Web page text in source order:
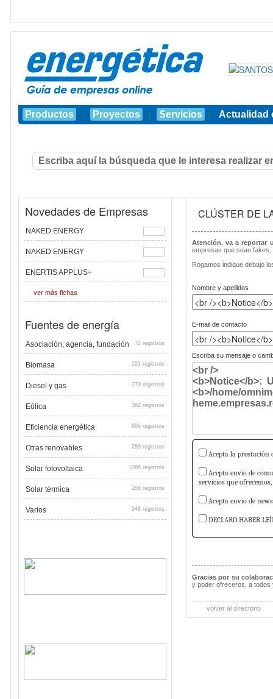
Productos | Proyectos | Servicios | Actualidad
Novedades de Empresas
NAKED ENERGY
NAKED ENERGY
ENERTIS APPLUS+
ver más fichas
Fuentes de energía
Asociación, agencia, fundación 72 registros
Biomasa 291 registros
Diesel y gas 270 registros
Eólica 362 registros
Eficiencia energética 886 registros
Otras renovables 289 registros
Solar fotovoltaica 1096 registros
Solar térmica 268 registros
Varios 948 registros
CLÚSTER DE
Atención, va a reportar
empresas que sean
Rogamos indique debajo
Nombre y apellidos
E-mail de contacto
Escriba su mensaje o
Acepta la prestación
Acepta envío de
servicios que
Acepta envio de
DECLARO HABER
Gracias por su
y poder ofreceros, a todos
volver al directorio